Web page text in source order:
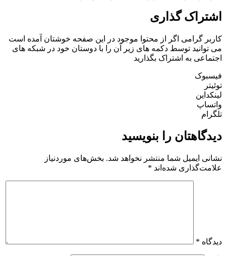
اشتراک گذاری
کاربر گرامی اگر از محتوا موجود در این صفحه خوشتان آمده است
می توانید توسط دکمه های زیر آن را با دوستان خود در شبکه های
اجتماعی به اشتراک بگذارید
فیسبوک
توئیتر
لینکداین
واتساپ
تلگرام
دیدگاهتان را بنویسید
نشانی ایمیل شما منتشر نخواهد شد. بخش‌های موردنیاز
علامت‌گذاری شده‌اند *
دیدگاه *